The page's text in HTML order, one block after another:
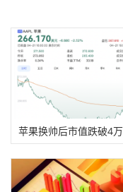
苹果换帅后市值跌破4
美元，库克内部